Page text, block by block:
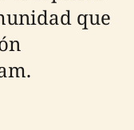
que